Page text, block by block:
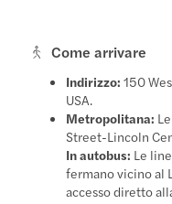
Come arrivare
Indirizzo: 150
USA.
Metropolitana:
Street-Lincoln
In autobus: Le
fermano vicino al
accesso diretto